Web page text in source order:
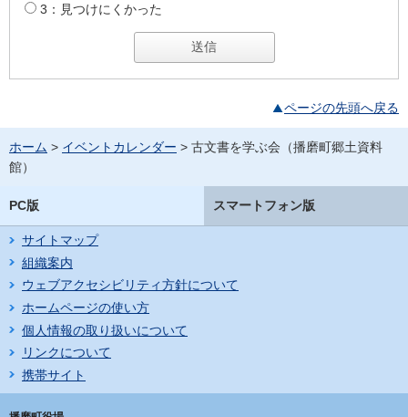
3：見つけにくかった
ページの先頭へ戻る
ホーム > イベントカレンダー > 古文書を学ぶ会（播磨町郷土資料
館）
PC版 スマートフォン版
サイトマップ
組織案内
ウェブアクセシビリティ方針について
ホームページの使い方
個人情報の取り扱いについて
リンクについて
携帯サイト